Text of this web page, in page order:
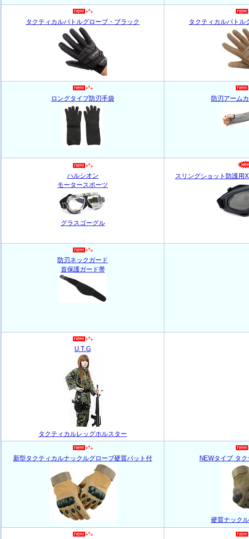
タクティカルバトルグローブ・ブラック タクティカルバトル
ロングタイプ防刃手袋 防刃アーム
ハルシオン
モータースポーツ
グラスゴーグル
スリングショット防護用
防刃ネックガード
首保護ガード帯
U.T.G
タクティカルレッグホルスター
新型タクティカルナックルグローブ硬質パット付 NEWタイプ タ
硬質ナック